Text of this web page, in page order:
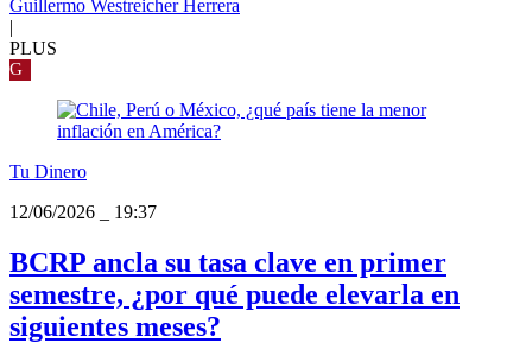
Guillermo Westreicher Herrera
|
PLUS
G
Tu Dinero
12/06/2026
19:37
BCRP ancla su tasa clave en primer
semestre, ¿por qué puede elevarla en
siguientes meses?